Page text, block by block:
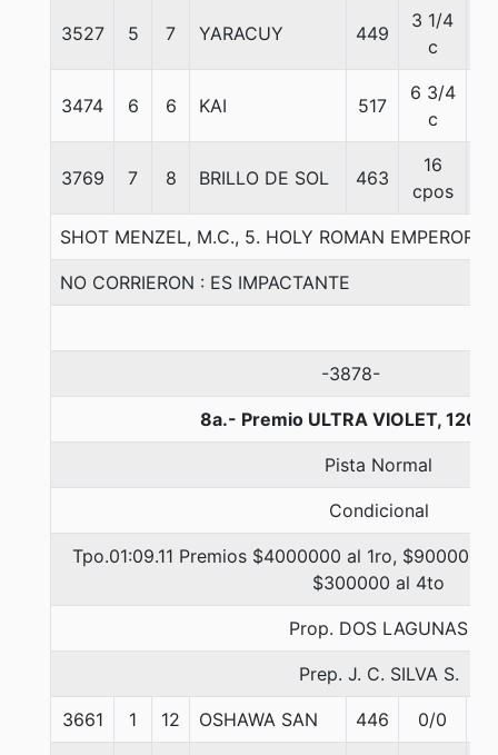
3527 5 7 YARACUY 449
3 1/4
c
3474 6 6 KAI 517
6 3/4
c
3769 7 8 BRILLO DE SOL 463
16
cpos
SHOT MENZEL, M.C., 5. HOLY ROMAN EMPEROR-
NO CORRIERON : ES IMPACTANTE
-3878-
8a.- Premio ULTRA VIOLET,
Pista Normal
Condicional
Tpo.01:09.11 Premios $4000000 al 1ro, $900000
$300000 al 4to
Prop. DOS LAGUNAS
Prep. J. C. SILVA S.
3661 1 12 OSHAWA SAN 446 0/0